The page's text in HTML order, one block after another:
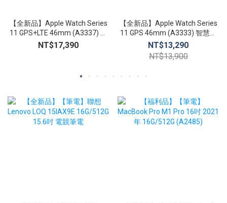
【全新品】Apple Watch Series
11 GPS+LTE 46mm (A3337) 智
慧手錶 心臟健康通知 生命徵象
睡眠追蹤
NT$17,390
【全新品】Apple Watch Series
11 GPS 46mm (A3333) 智慧手
錶 心臟健康通知 生命徵象 睡眠
追蹤
NT$13,290
NT$13,900